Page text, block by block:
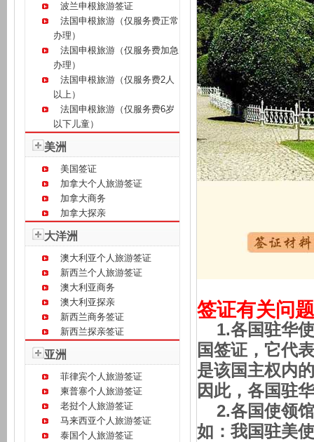
波兰申根旅游签证
法国申根旅游（仅服务费正常
办理）
法国申根旅游（仅服务费加急
办理）
法国申根旅游（仅服务费2人
以上）
法国申根旅游（仅服务费6岁
以下儿童）
美洲
美国签证
加拿大个人旅游签证
加拿大商务
加拿大探亲
大洋洲
澳大利亚个人旅游签证
新西兰个人旅游签证
澳大利亚商务
澳大利亚探亲
新西兰商务签证
新西兰探亲签证
亚洲
菲律宾个人旅游签证
柬普寨个人旅游签证
老挝个人旅游签证
马来西亚个人旅游签证
泰国个人旅游签证
签证有关问
1.各国驻华
国签证，它代
是该国主权内
因此，各国驻
2.各国使领馆
如：我国驻美